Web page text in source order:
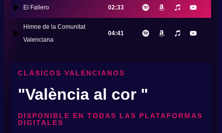
El Fallero 02:33
Himne de la Comunitat
Valenciana
04:41
CLÁSICOS VALENCIANOS
"València al cor "
DISPONIBLE EN TODAS LAS PLATAFORMAS
DIGITALES